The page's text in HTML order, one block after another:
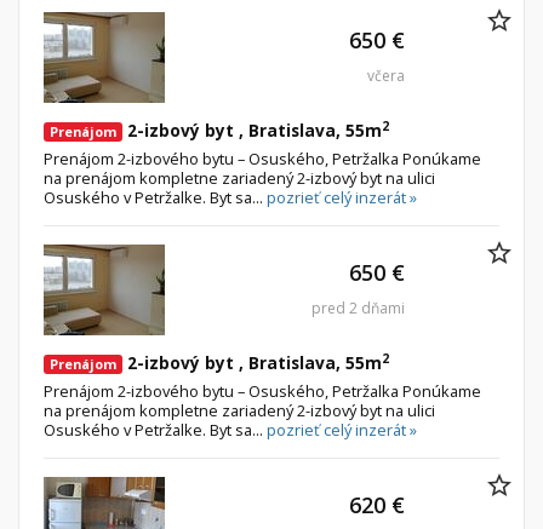
Prenájom 2-izbový byt , Bratislava, 55m2
Prenájom 2-izbového bytu – Osuského, Petržalka Ponúkame
na prenájom kompletne zariadený 2-izbový byt na ulici
Osuského v Petržalke. Byt sa... pozrieť celý inzerát »
650 €
včera
Prenájom 2-izbový byt , Bratislava, 55m2
Prenájom 2-izbového bytu – Osuského, Petržalka Ponúkame
na prenájom kompletne zariadený 2-izbový byt na ulici
Osuského v Petržalke. Byt sa... pozrieť celý inzerát »
650 €
pred 2 dňami
620 €